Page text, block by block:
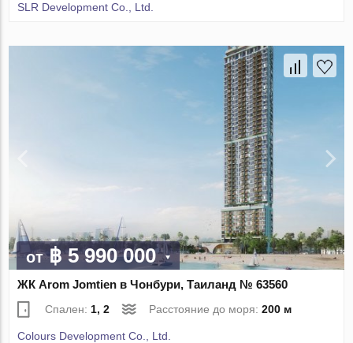
SLR Development Co., Ltd.
от฿ 5 990 000
ЖК Arom Jomtien в Чонбури, Таиланд № 63560
Спален: 1, 2 Расстояние до моря:200 м
Colours Development Co., Ltd.